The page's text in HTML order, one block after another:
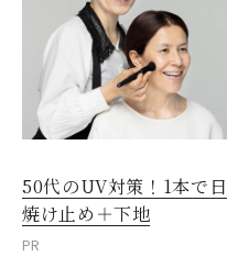
50代のUV対策！1本で日
焼け止め＋下地
PR